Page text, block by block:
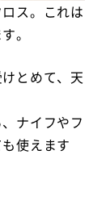
ス。これは
。
とめて、天
ナイフやフ
使えます